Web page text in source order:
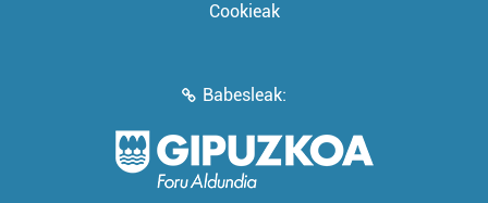
Cookieak
Babesleak: